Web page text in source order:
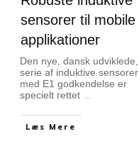
sensorer til mobile
applikationer
Den nye, dansk udviklede,
serie af induktive sensorer
med E1 godkendelse er
specielt rettet
Læs Mere